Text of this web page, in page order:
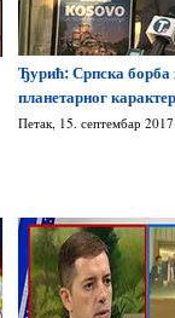
Ђурић: Српска борба
планетарног
Петак, 15. септембар